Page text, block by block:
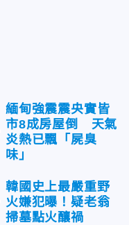
緬甸強震震央實皆
市8成房屋倒 天氣
炎熱已飄「屍臭
味」
韓國史上最嚴重野
火嫌犯曝！疑老翁
掃墓點火釀禍